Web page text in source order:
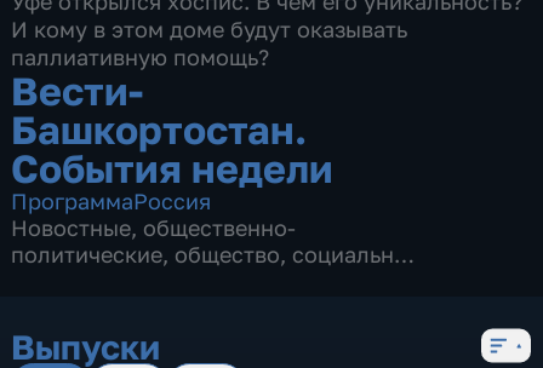
И кому в этом доме будут оказывать
паллиативную помощь?
Вести-
Башкортостан.
События недели
ПрограммаРоссия
Новостные, общественно-
политические, общество, социально-
Выпуски